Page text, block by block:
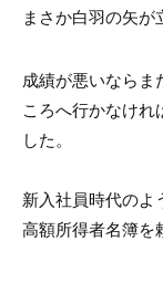
まさか白羽の矢が
成績が悪いならま
ころへ行かなけれ
した。
新入社員時代のよ
高額所得者名簿を